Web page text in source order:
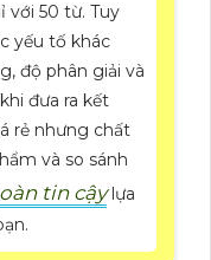
với 50 từ. Tuy
yếu tố khác
độ phân giải và
đưa ra kết
rẻ nhưng chất
và so sánh
tin cậylựa